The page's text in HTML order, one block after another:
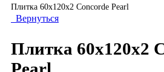
Плитка 60x120x2 Concorde Pearl
Вернуться
Плитка 60x120x2